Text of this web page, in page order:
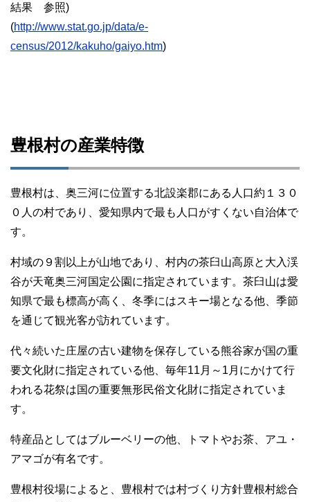
結果 参照)
(http://www.stat.go.jp/data/e-
census/2012/kakuho/gaiyo.htm)
豊根村の産業特徴
豊根村は、奥三河に位置する北設楽郡にある人口約１３０
０人の村であり、愛知県内で最も人口がすくない自治体で
す。
村域の９割以上が山地であり、村内の茶臼山高原と大入渓
谷が天竜奥三河国定公園に指定されています。茶臼山は愛
知県で最も標高が高く、冬季にはスキー場となる他、季節
を通じて観光客が訪れています。
代々続いた庄屋の古い建物を保存している熊谷家が国の重
要文化財に指定されている他、毎年11月～1月にかけて行
われる花祭は国の重要無形民俗文化財に指定されていま
す。
特産品としてはブルーベリーの他、トマトやお茶、アユ・
アマゴが有名です。
豊根村役場によると、豊根村では村づくり方針豊根村総合